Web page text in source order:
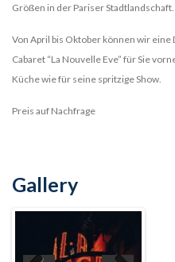
Größen in der Pariser Stadtlandschaft.
Von April bis Oktober können wir
Cabaret “La Nouvelle Eve” für Sie
Küche wie für seine spritzige Show.
Preis auf Nachfrage
Gallery